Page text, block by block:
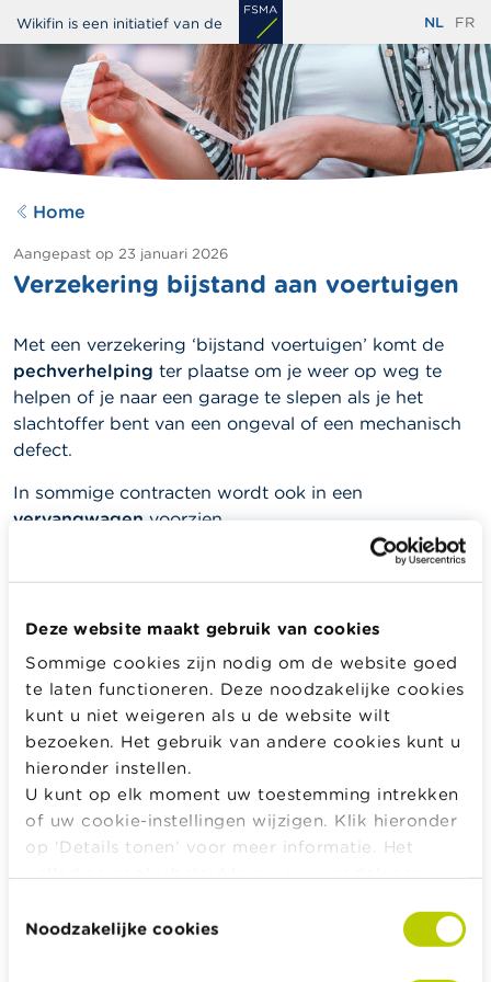
Deze website maakt gebruik van cookies
Sommige cookies zijn nodig om de website goed
te laten functioneren. Deze noodzakelijke cookies
kunt u niet weigeren als u de website wilt
bezoeken. Het gebruik van andere cookies kunt u
hieronder instellen.
U kunt op elk moment uw toestemming intrekken
of uw cookie-instellingen wijzigen. Klik hieronder
op ‘Details tonen’ voor meer informatie. Het
Noodzakelijke cookies
Overslaan
en
de
inhoud
gaan
Wikifin is een initiatief van de NL FR
Home
Aangepast op 23 januari 2026
Verzekering bijstand aan voertuigen
Met een verzekering ‘bijstand voertuigen’ komt de
pechverhelping ter plaatse om je weer op weg te
helpen of je naar een garage te slepen als je het
slachtoffer bent van een ongeval of een mechanisch
defect.
In sommige contracten wordt ook in een
vervangwagen voorzien.
Verzekering "bijstand voertuigen"
GERELATEERDE INHOUD
Verzekering bijstand aan personen
Alle rekentools, checklists en meer
Sparen en beleggen